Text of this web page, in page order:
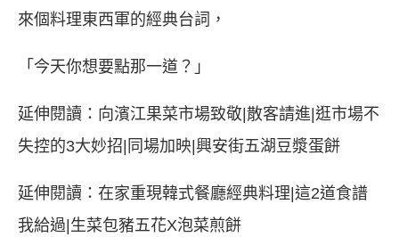
來個料理東西軍的經典台詞，
「今天你想要點那一道？」
延伸閱讀： 向濱江果菜市場致敬|散客請進|逛市場不
失控的3大妙招|同場加映|興安街五湖豆漿蛋餅
延伸閱讀： 在家重現韓式餐廳經典料理|這2道食譜
我給過|生菜包豬五花X泡菜煎餅